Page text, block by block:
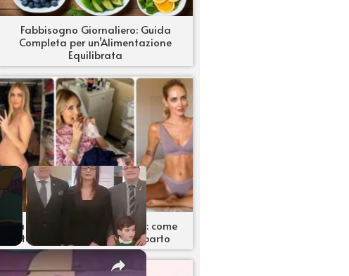
Fabbisogno Giornaliero: Guida
Completa per un’Alimentazione
Equilibrata
La dieta di Chiara Ferragni: come
tornare in forma dopo il parto
×